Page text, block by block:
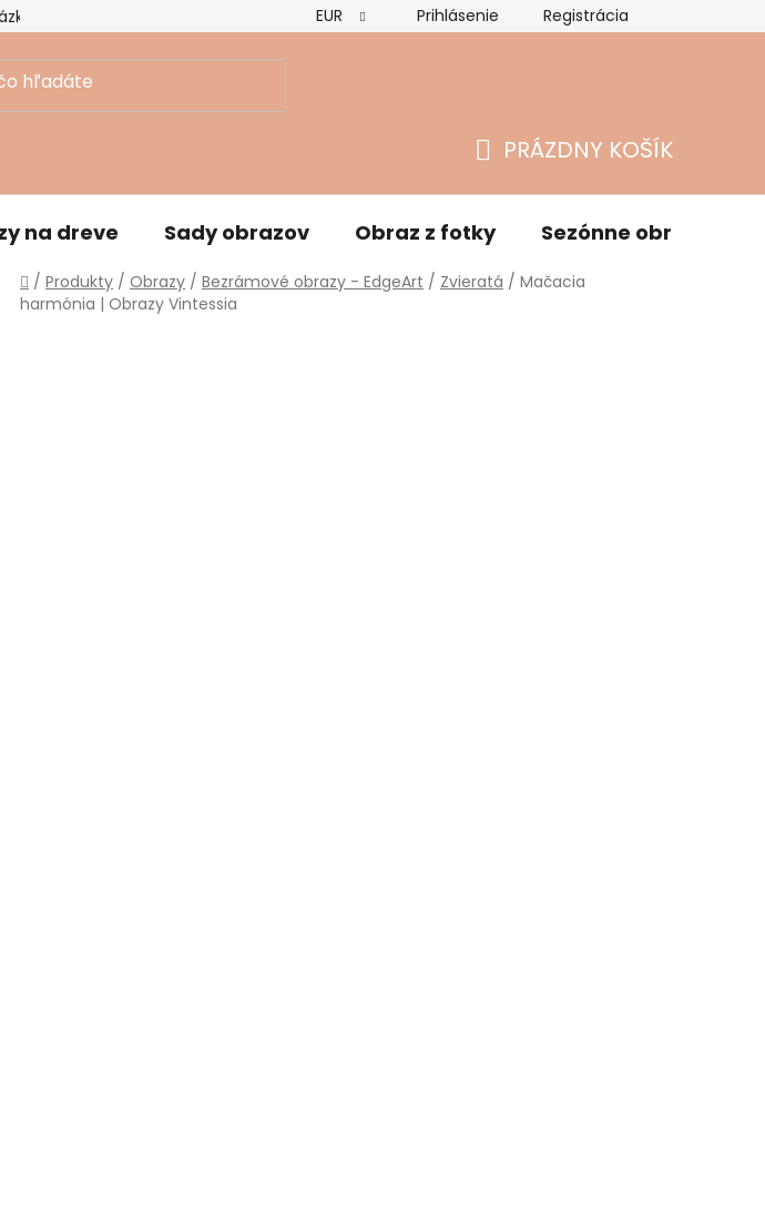
Hodnotenie obchodu Vrátenie tovaru a reklamácie
EUR Prihlásenie Registrácia
KOŠÍK
PRÁZDNY KOŠÍK
na dreve Sady obrazov Obraz z fotky Sezónne obrazy
Domov
/ Produkty / Obrazy / Bezrámové obrazy - EdgeArt / Zvieratá / Mačacia
harmónia | Obrazy Vintessia